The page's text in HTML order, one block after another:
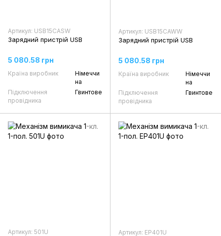
Артикул: USB15CASW
Зарядний пристрій USB
5 080.58 грн
Країна виробник
Німеччи
на
Підключення
провідника
Гвинтове
Артикул: USB15CAWW
Зарядний пристрій USB
5 080.58 грн
Країна виробник
Німеччи
на
Підключення
провідника
Гвинтове
Артикул: 501U Артикул: EP401U